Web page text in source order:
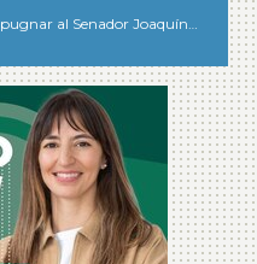
al Senador Joaquín…